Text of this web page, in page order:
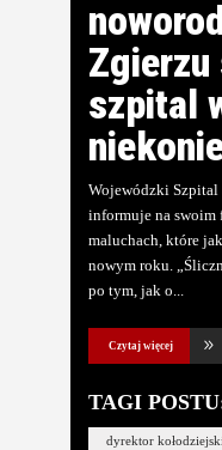
Zgierzu
szpital
Wojewódzki
informuje na
maluchach, które
nowym roku.
po tym, jak o
Czytaj więcej
TAGI
dyrektor kołodziejski